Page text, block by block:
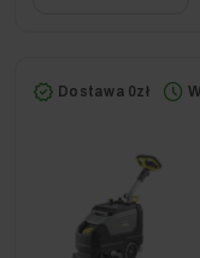
Dostawa 0zł